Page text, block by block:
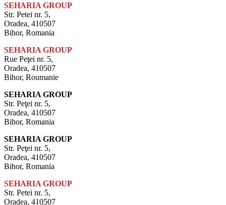
SEHARIA GROUP
Str. Petei nr. 5,
Oradea, 410507
Bihor, Romania
SEHARIA GROUP
Rue Peţei nr. 5,
Oradea, 410507
Bihor, Roumanie
SEHARIA GROUP
Str. Peţei nr. 5,
Oradea, 410507
Bihor, Romania
SEHARIA GROUP
Str. Peţei nr. 5,
Oradea, 410507
Bihor, Romania
SEHARIA GROUP
Str. Petei nr. 5,
Oradea, 410507